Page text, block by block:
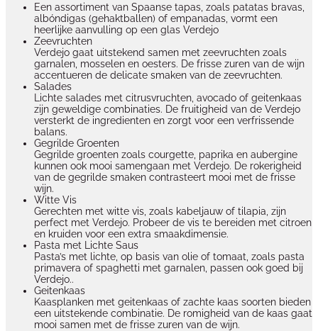
Een assortiment van Spaanse tapas, zoals patatas bravas,
albóndigas (gehaktballen) of empanadas, vormt een
heerlijke aanvulling op een glas Verdejo
Zeevruchten
Verdejo gaat uitstekend samen met zeevruchten zoals
garnalen, mosselen en oesters. De frisse zuren van de wijn
accentueren de delicate smaken van de zeevruchten.
Salades
Lichte salades met citrusvruchten, avocado of geitenkaas
zijn geweldige combinaties. De fruitigheid van de Verdejo
versterkt de ingredienten en zorgt voor een verfrissende
balans.
Gegrilde Groenten
Gegrilde groenten zoals courgette, paprika en aubergine
kunnen ook mooi samengaan met Verdejo. De rokerigheid
van de gegrilde smaken contrasteert mooi met de frisse
wijn.
Witte Vis
Gerechten met witte vis, zoals kabeljauw of tilapia, zijn
perfect met Verdejo. Probeer de vis te bereiden met citroen
en kruiden voor een extra smaakdimensie.
Pasta met Lichte Saus
Pasta’s met lichte, op basis van olie of tomaat, zoals pasta
primavera of spaghetti met garnalen, passen ook goed bij
Verdejo..
Geitenkaas
Kaasplanken met geitenkaas of zachte kaas soorten bieden
een uitstekende combinatie. De romigheid van de kaas gaat
mooi samen met de frisse zuren van de wijn.